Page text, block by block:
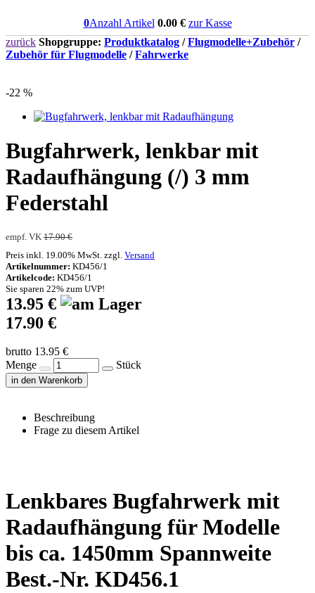
0Anzahl Artikel 0.00€ zur Kasse
zurück Shopgruppe: Produktkatalog /Flugmodelle+Zubehör /
Zubehör für Flugmodelle /Fahrwerke
-22 %
Bugfahrwerk, lenkbar mit
Radaufhängung (/) 3 mm
Federstahl
empf. VK 17.90 €
Preis inkl. 19.00% MwSt. zzgl. Versand
Artikelnummer: KD456/1
Artikelcode: KD456/1
Sie sparen 22% zum UVP!
13.95 €
17.90 €
brutto 13.95 €
Menge
Stück
in den Warenkorb
Beschreibung
Frage zu diesem Artikel
Lenkbares Bugfahrwerk mit
Radaufhängung für Modelle
bis ca. 1450mm Spannweite
Best.-Nr. KD456.1